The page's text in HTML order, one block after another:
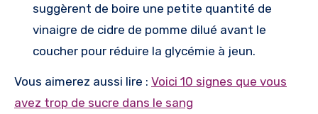
suggèrent de boire une petite quantité de
vinaigre de cidre de pomme dilué avant le
coucher pour réduire la glycémie à jeun.
Vous aimerez aussi lire : Voici 10 signes que vous
avez trop de sucre dans le sang